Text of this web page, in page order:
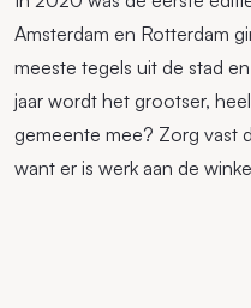
Amsterdam en Rotterdam
meeste tegels uit de stad
jaar wordt het grootser,
gemeente mee? Zorg vast
want er is werk aan de